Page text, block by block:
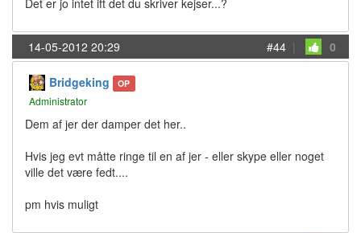
Det er jo intet ift det du skriver kejser...?
14-05-2012 20:29 #44 | 0
Bridgeking OP
Administrator
Dem af jer der damper det her..
Hvis jeg evt måtte ringe til en af jer - eller skype eller noget
ville det være fedt....
pm hvis muligt